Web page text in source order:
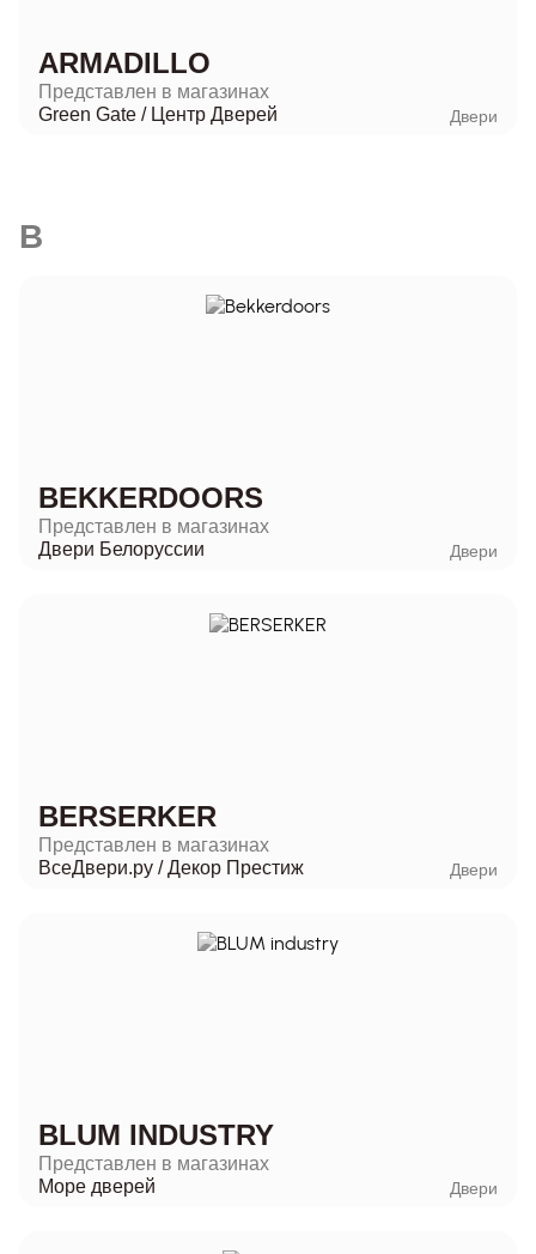
ARMADILLO
Представлен в магазинах
Green Gate / Центр Дверей Двери
B
BEKKERDOORS
Представлен в магазинах
Двери Белоруссии
Двери
BERSERKER
Представлен в магазинах
ВсеДвери.ру /Декор Престиж Двери
BLUM INDUSTRY
Представлен в магазинах
Море дверей
Двери